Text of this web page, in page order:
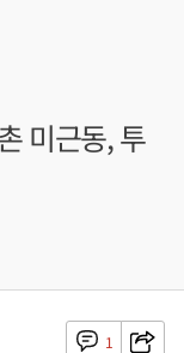
미근동, 투
1